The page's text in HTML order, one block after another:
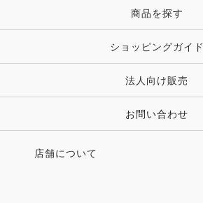
時計・財布・キーケース・革小物
キーホルダー・チャーム・ストラップ
その他 ファッション雑貨
ピン・ブローチ・コサージュ
その他 アクセサリー
商品を探す
ショッピングガイド
法人向け販売
お問い合わせ
店舗について